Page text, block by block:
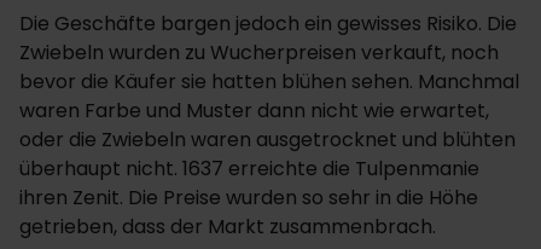
Die Geschäfte bargen jedoch ein gewisses Risiko. Die
Zwiebeln wurden zu Wucherpreisen verkauft, noch
bevor die Käufer sie hatten blühen sehen. Manchmal
waren Farbe und Muster dann nicht wie erwartet,
oder die Zwiebeln waren ausgetrocknet und blühten
überhaupt nicht. 1637 erreichte die Tulpenmanie
ihren Zenit. Die Preise wurden so sehr in die Höhe
getrieben, dass der Markt zusammenbrach.